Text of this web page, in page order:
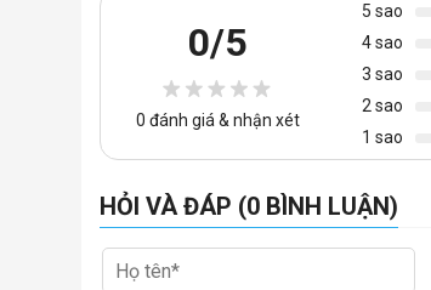
0/5
0 đánh giá & nhận xét
5 sao
4 sao
3 sao
2 sao
1 sao
HỎI VÀ ĐÁP (0 BÌNH LUẬN)